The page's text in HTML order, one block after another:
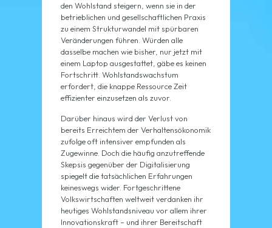
den Wohlstand steigern, wenn sie in der
betrieblichen und gesellschaftlichen Praxis
zu einem Strukturwandel mit spürbaren
Veränderungen führen. Würden alle
dasselbe machen wie bisher, nur jetzt mit
einem Laptop ausgestattet, gäbe es keinen
Fortschritt. Wohlstandswachstum
erfordert, die knappe Ressource Zeit
effizienter einzusetzen als zuvor.
Darüber hinaus wird der Verlust von
bereits Erreichtem der Verhaltensökonomik
zufolge oft intensiver empfunden als
Zugewinne. Doch die häufig anzutreffende
Skepsis gegenüber der Digitalisierung
spiegelt die tatsächlichen Erfahrungen
keineswegs wider. Fortgeschrittene
Volkswirtschaften weltweit verdanken ihr
heutiges Wohlstandsniveau vor allem ihrer
Innovationskraft – und ihrer Bereitschaft